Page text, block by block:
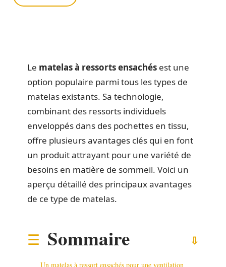
Le matelas à ressorts ensachés est une
option populaire parmi tous les types de
matelas existants. Sa technologie,
combinant des ressorts individuels
enveloppés dans des pochettes en tissu,
offre plusieurs avantages clés qui en font
un produit attrayant pour une variété de
besoins en matière de sommeil. Voici un
aperçu détaillé des principaux avantages
de ce type de matelas.
Sommaire
Un matelas à ressort ensachés pour une ventilation